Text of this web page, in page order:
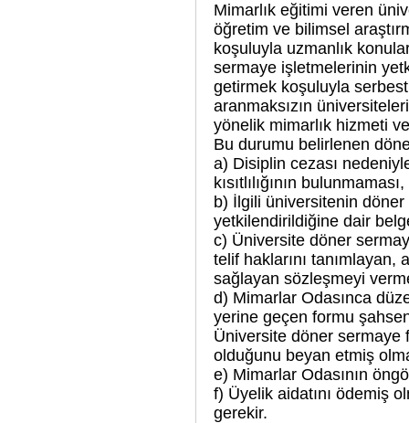
Mimarlık eğitimi veren
öğretim ve bilimsel
koşuluyla uzmanlık
sermaye işletmelerinin
getirmek koşuluyla
aranmaksızın
yönelik mimarlık hizmeti
Bu durumu belirlenen
a) Disiplin cezası
kısıtlılığının bulunmaması,
b) İlgili üniversitenin
yetkilendirildiğine dair
c) Üniversite döner
telif haklarını tanımlayan,
sağlayan sözleşmeyi
d) Mimarlar Odasınca
yerine geçen formu
Üniversite döner sermaye
olduğunu beyan etmiş
e) Mimarlar Odasının
f) Üyelik aidatını ödemiş
gerekir.